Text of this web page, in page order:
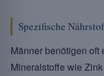
Spezifische
Männer benötigen oft
Mineralstoffe wie